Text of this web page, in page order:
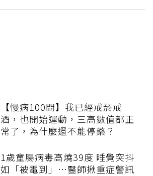
【慢病100問】我已經戒菸戒
酒，也開始運動，三高數值都正
常了，為什麼還不能停藥？
1歲童腸病毒高燒39度 睡覺突抖
如「被電到」…醫師揪重症警訊